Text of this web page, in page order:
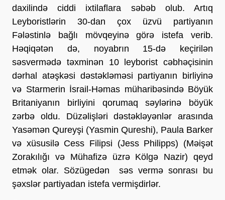
daxilində ciddi ixtilaflara səbəb olub. Artıq
Leyboristlərin 30-dan çox üzvü partiyanın
Fələstinlə bağlı mövqeyinə görə istefa verib.
Həqiqətən də, noyabrın 15-də keçirilən
səsvermədə təxminən 10 leyborist cəbhəçisinin
dərhal atəşkəsi dəstəkləməsi partiyanın birliyinə
və Starmerin İsrail-Həmas müharibəsində Böyük
Britaniyanın birliyini qorumaq səylərinə böyük
zərbə oldu. Düzəlişləri dəstəkləyənlər arasında
Yasəmən Qureyşi (Yasmin Qureshi), Paula Barker
və xüsusilə Cess Filipsi (Jess Philipps) (Məişət
Zorakılığı və Mühafizə üzrə Kölgə Nazir) qeyd
etmək olar. Sözügedən səs vermə sonrası bu
şəxslər partiyadan istefa vermişdirlər.